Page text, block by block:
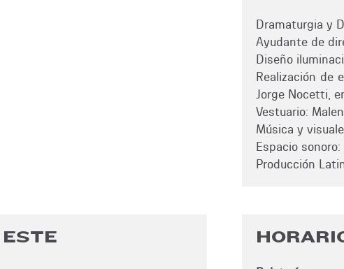
Dramaturgia y
Ayudante de
Diseño
Realización de
Jorge Nocetti,
Vestuario:
Música y
Espacio
Producción